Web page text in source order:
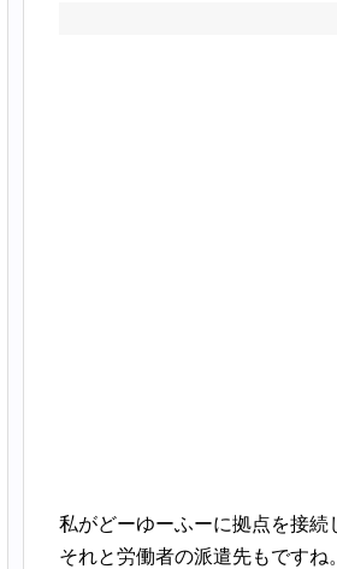
私がどーゆーふーに拠点を接続
それと労働者の派遣先もですね。